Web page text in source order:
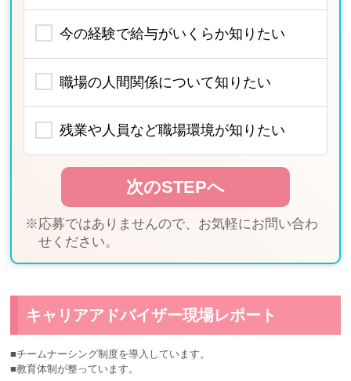
今の経験で給与がいくらか知りたい
職場の人間関係について知りたい
残業や人員など職場環境が知りたい
※応募ではありませんので、お気軽にお問い合わ
せください。
キャリアアドバイザー現場レポート
■チームナーシング制度を導入しています。
■教育体制が整っています。